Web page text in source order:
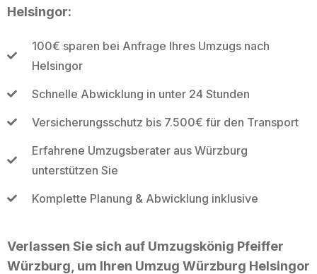
Helsingor:
100€ sparen bei Anfrage Ihres Umzugs nach
Helsingor
Schnelle Abwicklung in unter 24 Stunden
Versicherungsschutz bis 7.500€ für den Transport
Erfahrene Umzugsberater aus Würzburg
unterstützen Sie
Komplette Planung & Abwicklung inklusive
Verlassen Sie sich auf Umzugskönig Pfeiffer
Würzburg, um Ihren Umzug Würzburg Helsingor